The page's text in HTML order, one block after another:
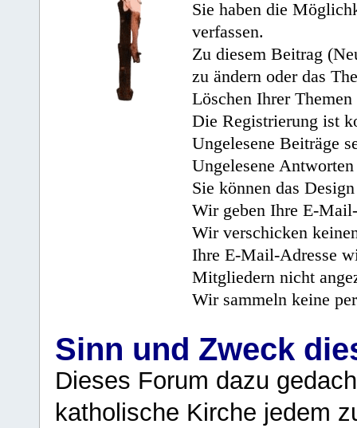
Sie haben die
verfassen.
Zu diesem Beitrag
zu ändern oder das
Löschen Ihrer
Die Registrierung ist
Ungelesene Beiträge
Ungelesene
Sie können das
Wir geben Ihre E-
Wir verschicken
Ihre E-Mail-Adresse
Mitgliedern nicht
Wir sammeln keine
Sinn und Zweck
Dieses Forum dazu
katholische Kirche jedem